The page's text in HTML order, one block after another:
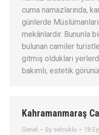
cuma namazlarında,
günlerde
mekânlardır. Bununla
bulunan camiler
gitmiş oldukları
bakımlı, estetik
Kahramanmaraş
Genel By selcuklu 18